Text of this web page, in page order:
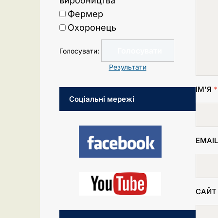
ІМ'Я *
САЙТ
Фермер
Охоронець
Голосувати:
Результати
Соціальні мережі